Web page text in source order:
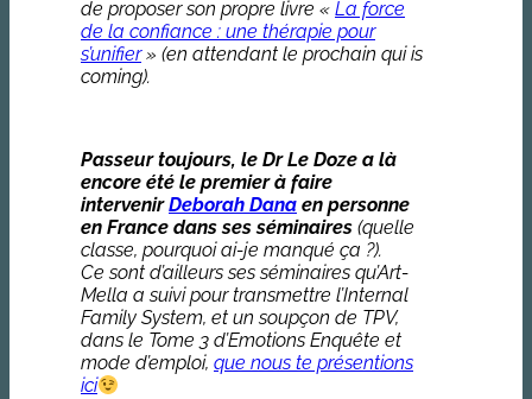
de proposer son propre livre « La force
de la confiance : une thérapie pour
s’unifier» (en attendant le prochain qui is
coming).
Passeur toujours, le Dr Le Doze a là
encore été le premier à faire
intervenirDeborah Dana en personne
en France dans ses séminaires (quelle
classe, pourquoi ai-je manqué ça ?).
Ce sont d’ailleurs ses séminaires qu’Art-
Mella a suivi pour transmettre l’Internal
Family System, et un soupçon de TPV,
dans le Tome 3 d’Emotions Enquête et
mode d’emploi, que nous te présentions
ici